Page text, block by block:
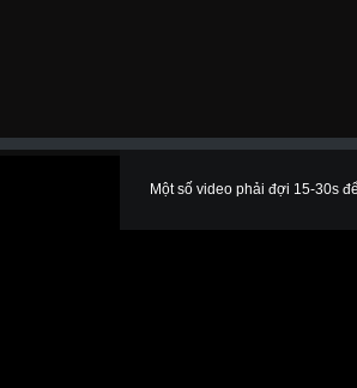
Một số video phải đợi 15-30s